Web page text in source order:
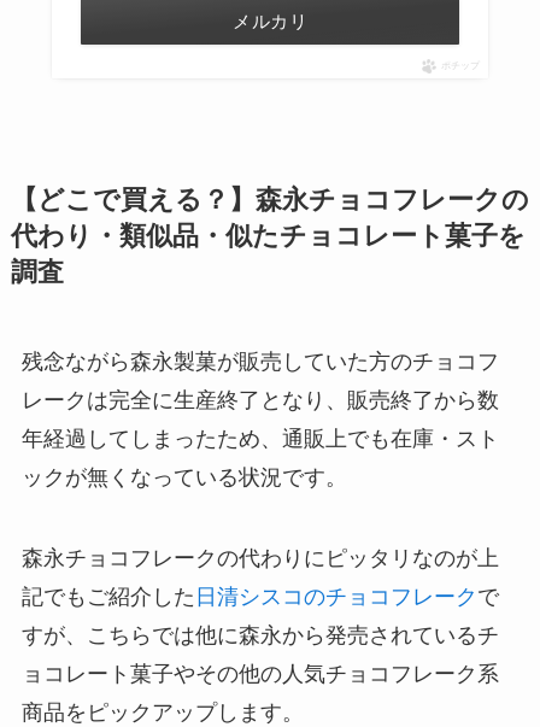
メルカリ
ポチップ
【どこで買える？】森永チョコフレークの
代わり・類似品・似たチョコレート菓子を
調査
残念ながら森永製菓が販売していた方のチョコフ
レークは完全に生産終了となり、販売終了から数
年経過してしまったため、通販上でも在庫・スト
ックが無くなっている状況です。
森永チョコフレークの代わりにピッタリなのが上
記でもご紹介した 日清シスコのチョコフレーク で
すが、こちらでは他に森永から発売されているチ
ョコレート菓子やその他の人気チョコフレーク系
商品をピックアップします。